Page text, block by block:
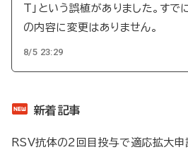
T」という誤植がありました。すで
の内容に変更はありません。
8/5 23:29
新着記事
RSV抗体の2回目投与で適応拡大